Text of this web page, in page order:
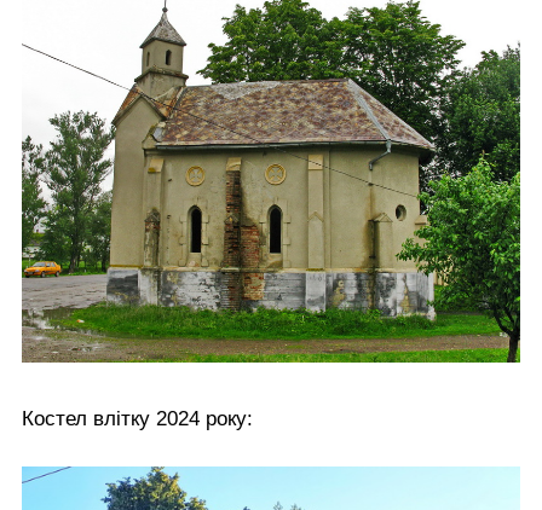
Костел влітку 2024 року: